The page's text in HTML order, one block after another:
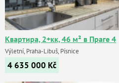
Квартира, 2+кк, 46 м² в Праге 4
Výletní, Praha-Libuš, Písnice
4 635 000 Kč